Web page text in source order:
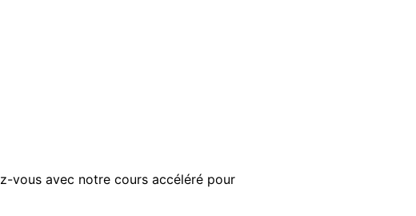
vous avec notre cours accéléré pour